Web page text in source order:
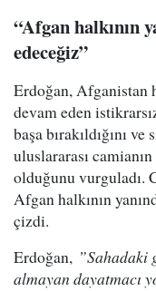
“Afgan halkının
edeceğiz”
Erdoğan, Afganistan
devam eden
başa bırakıldığını
uluslararası camianın
olduğunu vurguladı.
Afgan halkının
çizdi.
Erdoğan, ”Sahadaki
almayan dayatmacı